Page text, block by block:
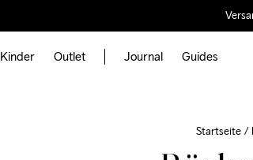
Kinder Outlet Journal Guides
Startseite